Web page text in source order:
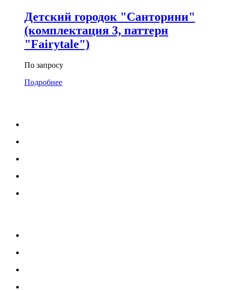
Детский городок "Санторини"
(комплектация 3, паттерн
"Fairytale")
По запросу
Подробнее